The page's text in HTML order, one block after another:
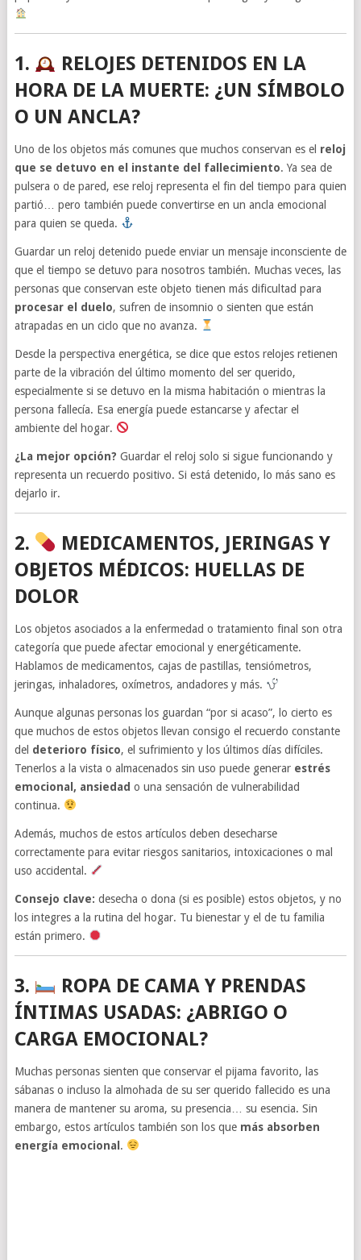
1.
RELOJES DETENIDOS EN LA
HORA DE LA MUERTE: ¿UN SÍMBOLO
O UN ANCLA?
Uno de los objetos más comunes que muchos conservan es el reloj
que se detuvo en el instante del fallecimiento. Ya sea de
pulsera o de pared, ese reloj representa el fin del tiempo para quien
partió… pero también puede convertirse en un ancla emocional
para quien se queda.
Guardar un reloj detenido puede enviar un mensaje inconsciente de
que el tiempo se detuvo para nosotros también. Muchas veces, las
personas que conservan este objeto tienen más dificultad para
procesar el duelo, sufren de insomnio o sienten que están
atrapadas en un ciclo que no avanza.
Desde la perspectiva energética, se dice que estos relojes retienen
parte de la vibración del último momento del ser querido,
especialmente si se detuvo en la misma habitación o mientras la
persona fallecía. Esa energía puede estancarse y afectar el
ambiente del hogar.
¿La mejor opción? Guardar el reloj solo si sigue funcionando y
representa un recuerdo positivo. Si está detenido, lo más sano es
dejarlo ir.
2.
MEDICAMENTOS, JERINGAS Y
OBJETOS MÉDICOS: HUELLAS DE
DOLOR
Los objetos asociados a la enfermedad o tratamiento final son otra
categoría que puede afectar emocional y energéticamente.
Hablamos de medicamentos, cajas de pastillas, tensiómetros,
jeringas, inhaladores, oxímetros, andadores y más.
Aunque algunas personas los guardan “por si acaso”, lo cierto es
que muchos de estos objetos llevan consigo el recuerdo constante
del deterioro físico, el sufrimiento y los últimos días difíciles.
Tenerlos a la vista o almacenados sin uso puede generar estrés
emocional, ansiedad o una sensación de vulnerabilidad
continua.
Además, muchos de estos artículos deben desecharse
correctamente para evitar riesgos sanitarios, intoxicaciones o mal
uso accidental.
Consejo clave: desecha o dona (si es posible) estos objetos, y no
los integres a la rutina del hogar. Tu bienestar y el de tu familia
están primero.
3.
ROPA DE CAMA Y PRENDAS
ÍNTIMAS USADAS: ¿ABRIGO O
CARGA EMOCIONAL?
Muchas personas sienten que conservar el pijama favorito, las
sábanas o incluso la almohada de su ser querido fallecido es una
manera de mantener su aroma, su presencia… su esencia. Sin
embargo, estos artículos también son los que más absorben
energía emocional .